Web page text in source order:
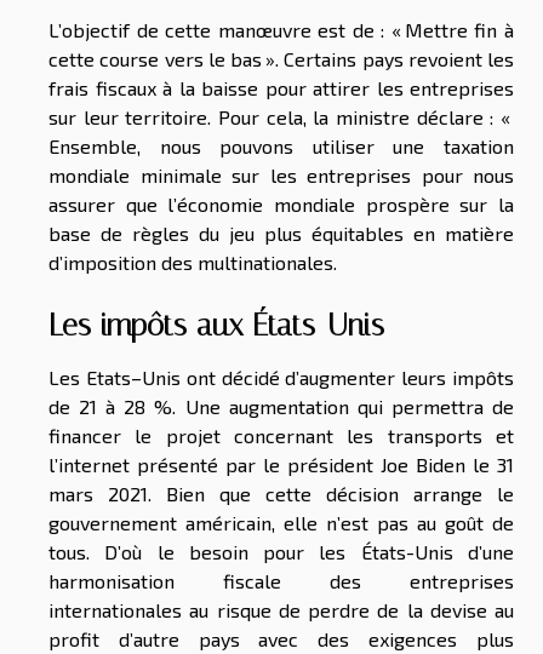
L’objectif de cette manœuvre est de : « Mettre fin à
cette course vers le bas ». Certains pays revoient les
frais fiscaux à la baisse pour attirer les entreprises
sur leur territoire. Pour cela, la ministre déclare : «
Ensemble, nous pouvons utiliser une taxation
mondiale minimale sur les entreprises pour nous
assurer que l’économie mondiale prospère sur la
base de règles du jeu plus équitables en matière
d’imposition des multinationales.
Les impôts aux États-Unis
Les Etats–Unis ont décidé d’augmenter leurs impôts
de 21 à 28 %. Une augmentation qui permettra de
financer le projet concernant les transports et
l’internet présenté par le président Joe Biden le 31
mars 2021. Bien que cette décision arrange le
gouvernement américain, elle n’est pas au goût de
tous. D’où le besoin pour les États-Unis d’une
harmonisation fiscale des entreprises
internationales au risque de perdre de la devise au
profit d’autre pays avec des exigences plus